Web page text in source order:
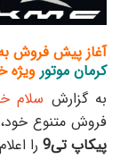
آغاز پیش فروش
کرمان موتورویژه
به گزارش سلام
فروش متنوع
پیکاپ تی9
را